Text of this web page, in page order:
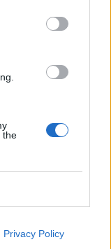
the
Privacy Policy
φορές
θα ήταν
Play Offs.
το ότι η ομάδα
η ομάδα
Φέτος ο
δεν είπε
ήταν
ομάδας